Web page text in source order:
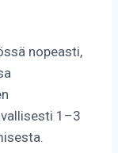
nopeasti,
1–3